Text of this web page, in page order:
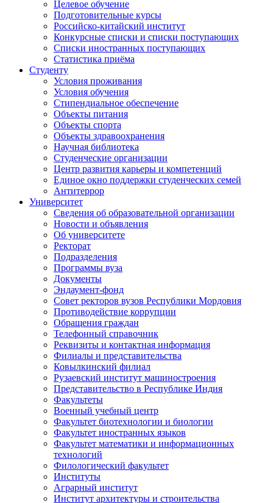
Целевое обучение
Подготовительные курсы
Российско-китайский институт
Конкурсные списки и списки поступающих
Списки иностранных поступающих
Статистика приёма
Студенту
Условия проживания
Условия обучения
Стипендиальное обеспечение
Объекты питания
Объекты спорта
Объекты здравоохранения
Научная библиотека
Студенческие организации
Центр развития карьеры и компетенций
Единое окно поддержки студенческих семей
Антитеррор
Университет
Сведения об образовательной организации
Новости и объявления
Об университете
Ректорат
Подразделения
Программы вуза
Документы
Эндаумент-фонд
Совет ректоров вузов Республики Мордовия
Противодействие коррупции
Обращения граждан
Телефонный справочник
Реквизиты и контактная информация
Филиалы и представительства
Ковылкинский филиал
Рузаевский институт машиностроения
Представительство в Республике Индия
Факультеты
Военный учебный центр
Факультет биотехнологии и биологии
Факультет иностранных языков
Факультет математики и информационных
технологий
Филологический факультет
Институты
Аграрный институт
Институт архитектуры и строительства